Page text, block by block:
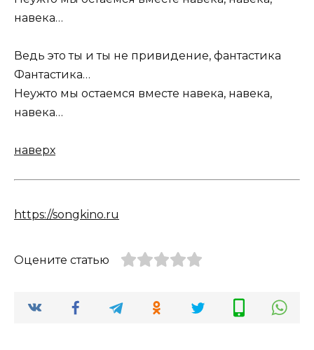
навека…
Ведь это ты и ты не привидение, фантастика
Фантастика…
Неужто мы остаемся вместе навека, навека,
навека…
наверх
https://songkino.ru
Оцените статью